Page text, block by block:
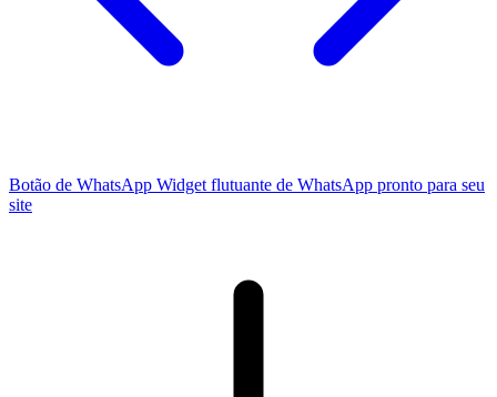
Botão de WhatsApp Widget flutuante de WhatsApp pronto para seu
site